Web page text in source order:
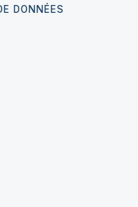
DONNÉES